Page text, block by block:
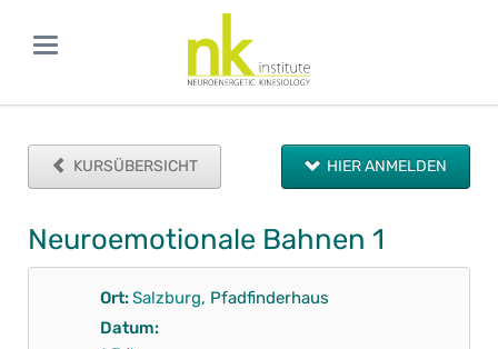
KURSÜBERSICHT HIER ANMELDEN
Neuroemotionale Bahnen 1
Ort:Salzburg, Pfadfinderhaus
Datum: